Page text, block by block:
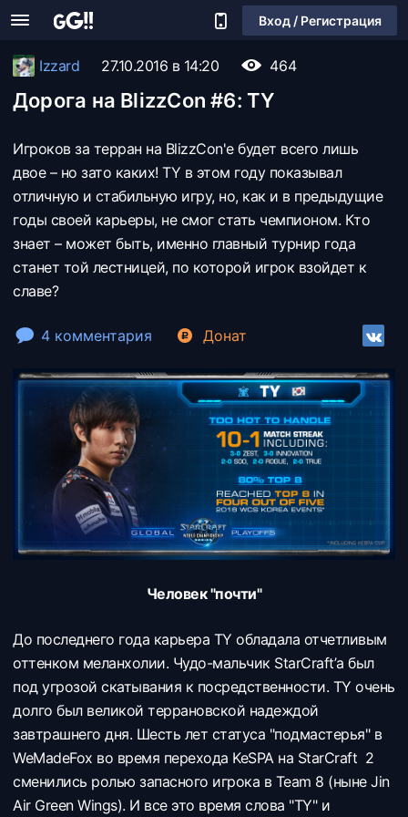
Вход / Регистрация
Izzard 27.10.2016 в 14:20 464
Дорога на BlizzCon #6: TY
Игроков за терран на BlizzCon'е будет всего лишь
двое – но зато каких! TY в этом году показывал
отличную и стабильную игру, но, как и в предыдущие
годы своей карьеры, не смог стать чемпионом. Кто
знает – может быть, именно главный турнир года
станет той лестницей, по которой игрок взойдет к
славе?
4 комментария Донат
Человек "почти"
До последнего года карьера TY обладала отчетливым
оттенком меланхолии. Чудо-мальчик StarCraft’а был
под угрозой скатывания к посредственности. TY очень
долго был великой террановской надеждой
завтрашнего дня. Шесть лет статуса "подмастерья" в
WeMadeFox во время перехода KeSPA на StarCraft 2
сменились ролью запасного игрока в Team 8 (ныне Jin
Air Green Wings). И все это время слова "TY" и